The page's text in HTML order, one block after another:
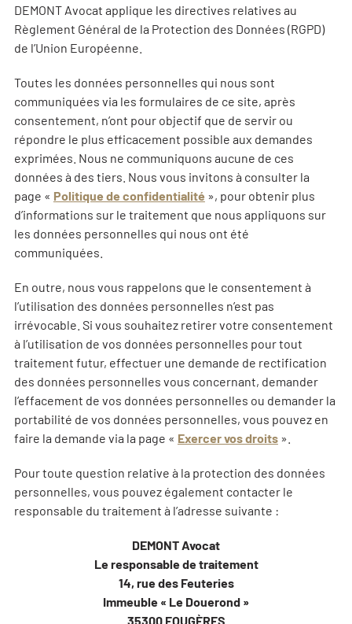
DEMONT Avocat applique les directives relatives au
Règlement Général de la Protection des Données (RGPD)
de l’Union Européenne.
Toutes les données personnelles qui nous sont
communiquées via les formulaires de ce site, après
consentement, n’ont pour objectif que de servir ou
répondre le plus efficacement possible aux demandes
exprimées. Nous ne communiquons aucune de ces
données à des tiers. Nous vous invitons à consulter la
page « Politique de confidentialité », pour obtenir plus
d’informations sur le traitement que nous appliquons sur
les données personnelles qui nous ont été
communiquées.
En outre, nous vous rappelons que le consentement à
l’utilisation des données personnelles n’est pas
irrévocable. Si vous souhaitez retirer votre consentement
à l’utilisation de vos données personnelles pour tout
traitement futur, effectuer une demande de rectification
des données personnelles vous concernant, demander
l’effacement de vos données personnelles ou demander la
portabilité de vos données personnelles, vous pouvez en
faire la demande via la page « Exercer vos droits».
Pour toute question relative à la protection des données
personnelles, vous pouvez également contacter le
responsable du traitement à l’adresse suivante :
DEMONT Avocat
Le responsable de traitement
14, rue des Feuteries
Immeuble « Le Douerond »
35300 FOUGÈRES